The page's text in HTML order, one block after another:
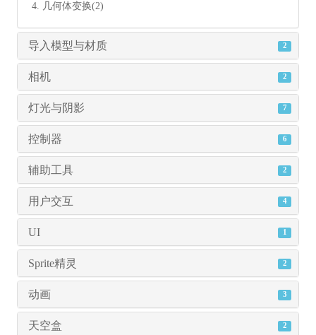
4. 几何体变换(2)
导入模型与材质 2
相机 2
灯光与阴影 7
控制器 6
辅助工具 2
用户交互 4
UI 1
Sprite精灵 2
动画 3
天空盒 2